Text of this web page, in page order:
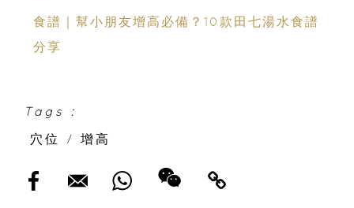
食譜｜幫小朋友增高必備？10款田七湯水食譜
分享
Tags :
穴位
/ 增高